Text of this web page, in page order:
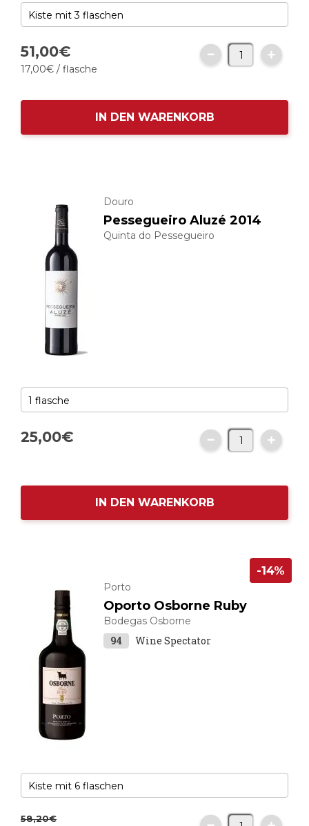
51,00€
17,00€ / flasche
IN DEN WARENKORB
Douro
Pessegueiro Aluzé 2014
Quinta do Pessegueiro
25,00€
IN DEN WARENKORB
Porto
Oporto Osborne Ruby
Bodegas Osborne
94 Wine Spectator
-14%
58,20€